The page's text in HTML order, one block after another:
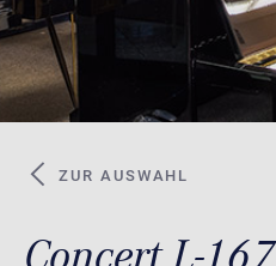
ZUR AUSWAHL